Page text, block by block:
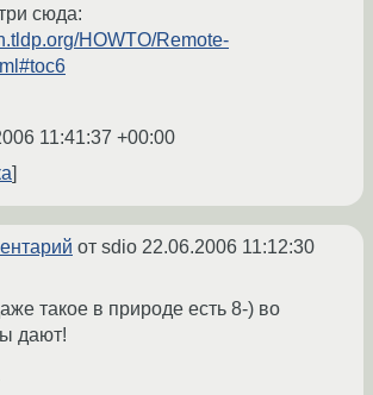
сюда:
HOWTO/Remote-
11:41:37 +00:00
от sdio 22.06.2006 11:12:30
такое в природе есть 8-) во
дают!